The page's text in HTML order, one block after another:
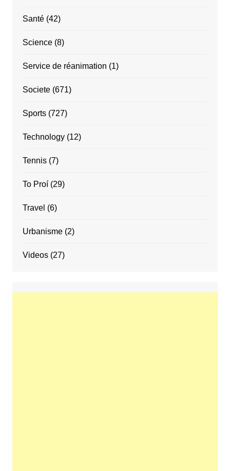
Santé(42)
Science(8)
Service de réanimation (1)
Societe(671)
Sports(727)
Technology(12)
Tennis(7)
To Proí(29)
Travel (6)
Urbanisme(2)
Videos(27)